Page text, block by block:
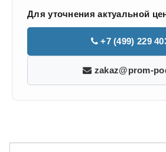
Для уточнения актуальной
+7 (499) 229
zakaz@prom-